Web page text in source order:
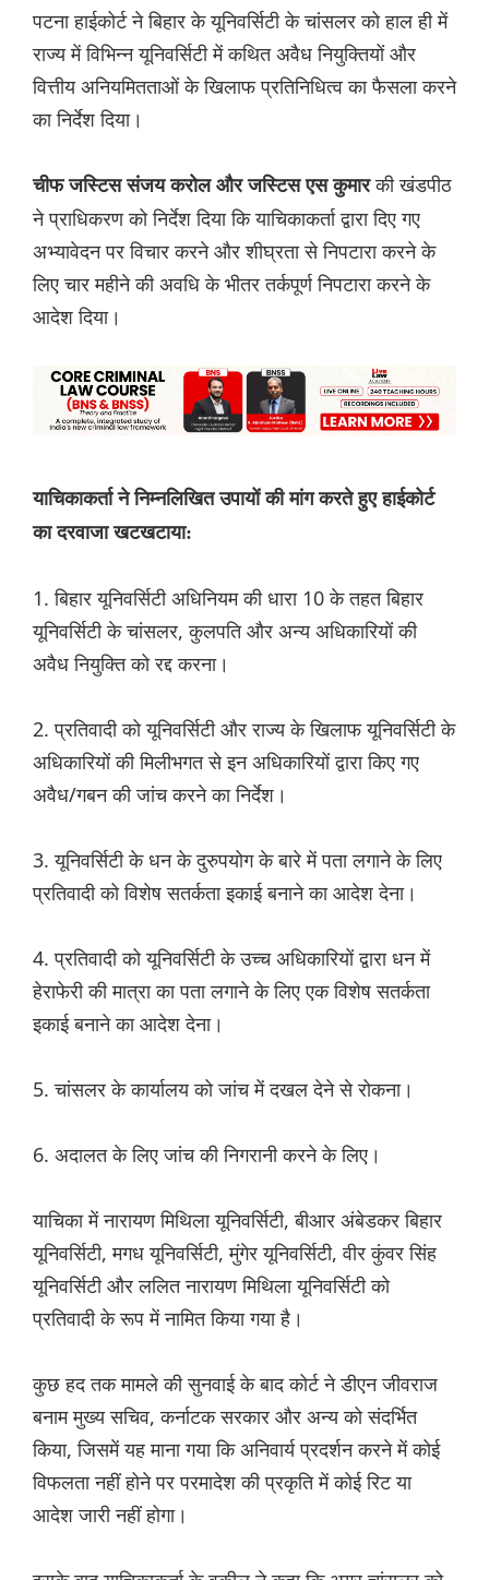
पटना हाईकोर्ट ने बिहार के यूनिवर्सिटी के चांसलर को हाल ही में
राज्य में विभिन्न यूनिवर्सिटी में कथित अवैध नियुक्तियों और
वित्तीय अनियमितताओं के खिलाफ प्रतिनिधित्व का फैसला करने
का निर्देश दिया।
चीफ जस्टिस संजय करोल और जस्टिस एस कुमारकी खंडपीठ
ने प्राधिकरण को निर्देश दिया कि याचिकाकर्ता द्वारा दिए गए
अभ्यावेदन पर विचार करने और शीघ्रता से निपटारा करने के
लिए चार महीने की अवधि के भीतर तर्कपूर्ण निपटारा करने के
आदेश दिया।
याचिकाकर्ता ने निम्नलिखित उपायों की मांग करते हुए हाईकोर्ट
का दरवाजा खटखटाया:
1. बिहार यूनिवर्सिटी अधिनियम की धारा 10 के तहत बिहार
यूनिवर्सिटी के चांसलर, कुलपति और अन्य अधिकारियों की
अवैध नियुक्ति को रद्द करना।
2. प्रतिवादी को यूनिवर्सिटी और राज्य के खिलाफ यूनिवर्सिटी के
अधिकारियों की मिलीभगत से इन अधिकारियों द्वारा किए गए
अवैध/गबन की जांच करने का निर्देश।
3. यूनिवर्सिटी के धन के दुरुपयोग के बारे में पता लगाने के लिए
प्रतिवादी को विशेष सतर्कता इकाई बनाने का आदेश देना।
4. प्रतिवादी को यूनिवर्सिटी के उच्च अधिकारियों द्वारा धन में
हेराफेरी की मात्रा का पता लगाने के लिए एक विशेष सतर्कता
इकाई बनाने का आदेश देना।
5. चांसलर के कार्यालय को जांच में दखल देने से रोकना।
6. अदालत के लिए जांच की निगरानी करने के लिए।
याचिका में नारायण मिथिला यूनिवर्सिटी, बीआर अंबेडकर बिहार
यूनिवर्सिटी, मगध यूनिवर्सिटी, मुंगेर यूनिवर्सिटी, वीर कुंवर सिंह
यूनिवर्सिटी और ललित नारायण मिथिला यूनिवर्सिटी को
प्रतिवादी के रूप में नामित किया गया है।
कुछ हद तक मामले की सुनवाई के बाद कोर्ट ने डीएन जीवराज
बनाम मुख्य सचिव, कर्नाटक सरकार और अन्य को संदर्भित
किया, जिसमें यह माना गया कि अनिवार्य प्रदर्शन करने में कोई
विफलता नहीं होने पर परमादेश की प्रकृति में कोई रिट या
आदेश जारी नहीं होगा।